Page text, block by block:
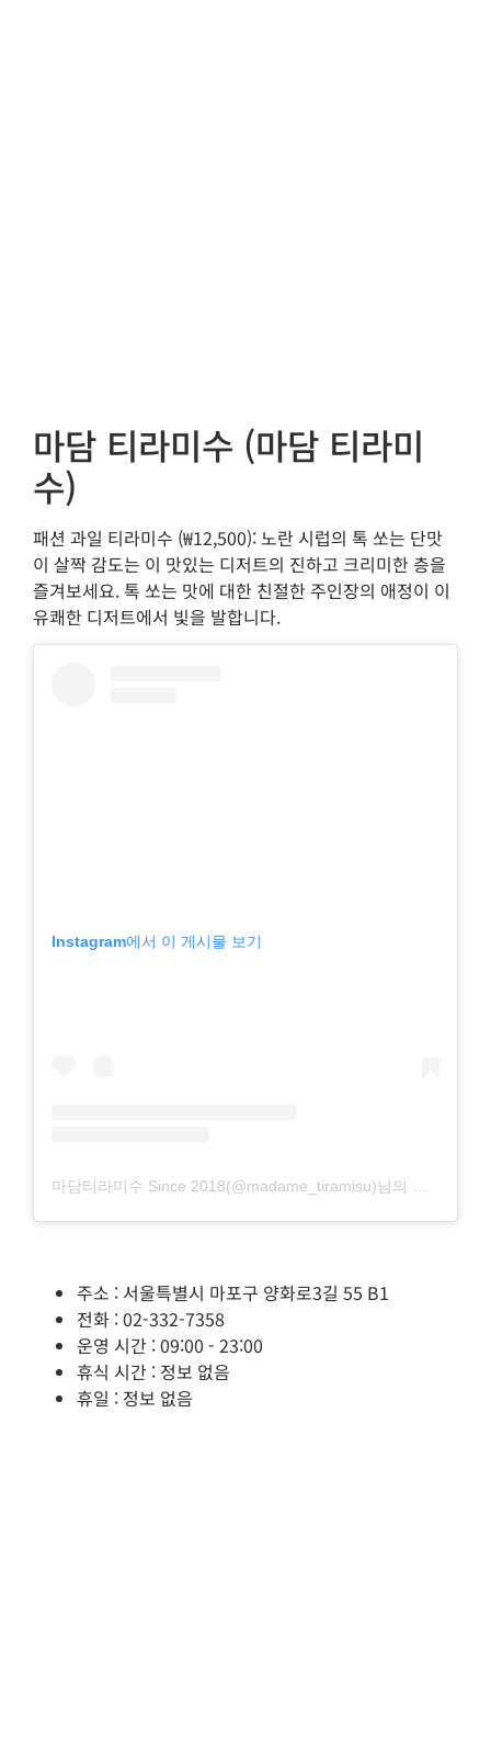
마담 티라미수 (마담 티라미
수)
패션 과일 티라미수 (₩12,500): 노란 시럽의 톡 쏘는 단맛
이 살짝 감도는 이 맛있는 디저트의 진하고 크리미한 층을
즐겨보세요. 톡 쏘는 맛에 대한 친절한 주인장의 애정이 이
유쾌한 디저트에서 빛을 발합니다.
Instagram에서 이 게시물 보기
주소 : 서울특별시 마포구 양화로3길 55 B1
전화 : 02-332-7358
운영 시간 : 09:00 - 23:00
휴식 시간 : 정보 없음
휴일 : 정보 없음